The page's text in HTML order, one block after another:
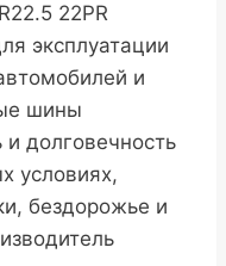
22PR
эксплуатации
и
шины
долговечность
условиях,
бездорожье и